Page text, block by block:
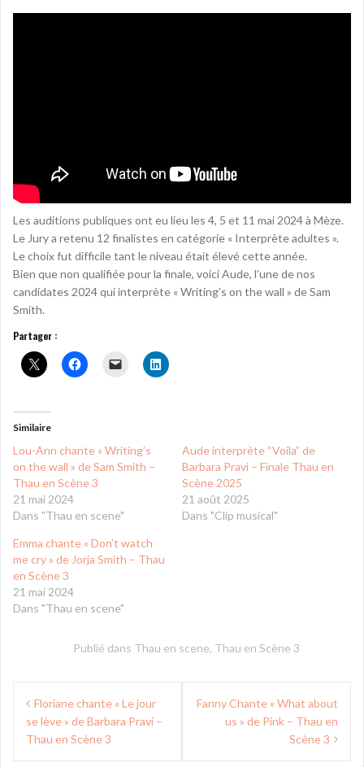
Les auditions publiques ont eu lieu les 4, 5 et 11 mai 2024 à Mèze.
Le Jury a retenu 12 finalistes en catégorie « Interprète adultes ».
Le choix fut difficile tant le niveau était élevé cette année.
Bien que non qualifiée pour la finale, voici Aude, l’une de nos
candidates 2024 qui interprète « Writing’s on the wall » de Sam
Smith.
Partager :
Similaire
Lou-Ann chante « Writing’s
on the wall » de Sam Smith –
Thau en Scène 3
21 mai 2024
Dans "Thau en scene"
Aude interprète “Voila” de
Barbara Pravi – Finale Thau en
Scène 2025
21 août 2025
Dans "Clip musical"
Emma chante « Don’t watch
me cry » de Jorja Smith – Thau
en Scène 3
21 mai 2024
Dans "Thau en scene"
Publié dans Thau en scene, Thau en Scène 3
Navigation
de
l’article
Floriane chante « Le jour
se lève » de Barbara Pravi –
Thau en Scène 3
Fanny Chante « What about
us » de Pink – Thau en
Scène 3